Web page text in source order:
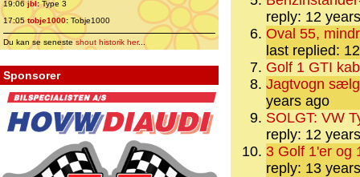
19:06jbl:Type 3
17:05tobje1000: Tobje1000
Du kan se senesteshout historik her...
Sponsorer
reply: 12
Oval 55,
last replied:
Golf 1 GTI
Jagtvogn
years ago
SOLGT: VW
reply: 12
3 Golf 1'er og
reply: 13